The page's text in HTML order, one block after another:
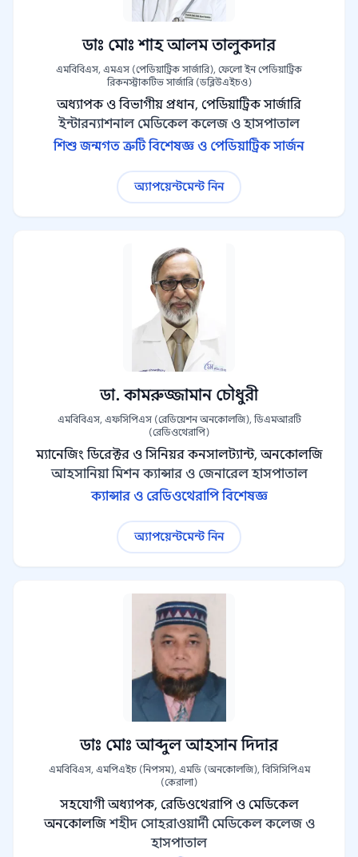
ডাঃ মোঃ শাহ আলম তালুকদার
এমবিবিএস, এমএস (পেডিয়াট্রিক সার্জারি), ফেলো ইন পেডিয়াট্রিক
রিকনস্ট্রাকটিভ সার্জারি (ডব্লিউএইচও)
অধ্যাপক ও বিভাগীয় প্রধান, পেডিয়াট্রিক সার্জারি
ইন্টারন্যাশনাল মেডিকেল কলেজ ও হাসপাতাল
শিশু জন্মগত ত্রুটি বিশেষজ্ঞ ও পেডিয়াট্রিক সার্জন
অ্যাপয়েন্টমেন্ট নিন
ডা. কামরুজ্জামান চৌধুরী
এমবিবিএস, এফসিপিএস (রেডিয়েশন অনকোলজি), ডিএমআরটি
(রেডিওথেরাপি)
ম্যানেজিং ডিরেক্টর ও সিনিয়র কনসালট্যান্ট, অনকোলজি
আহসানিয়া মিশন ক্যান্সার ও জেনারেল হাসপাতাল
ক্যান্সার ও রেডিওথেরাপি বিশেষজ্ঞ
অ্যাপয়েন্টমেন্ট নিন
ডাঃ মোঃ আব্দুল আহসান দিদার
এমবিবিএস, এমপিএইচ (নিপসম), এমডি (অনকোলজি), বিসিসিপিএম
(কেরালা)
সহযোগী অধ্যাপক, রেডিওথেরাপি ও মেডিকেল
অনকোলজি শহীদ সোহরাওয়ার্দী মেডিকেল কলেজ ও
হাসপাতাল